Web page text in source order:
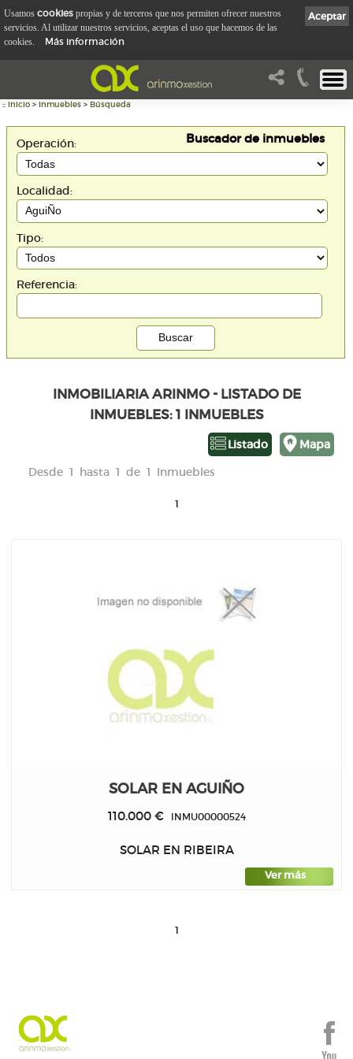
:: Inicio > Inmuebles > Búsqueda
Buscador de inmuebles
Operación:
Localidad:
Tipo:
Referencia:
INMOBILIARIA ARINMO - LISTADO DE
INMUEBLES: 1 INMUEBLES
Mapa
Listado
Desde 1 hasta 1 de 1 Inmuebles
1
SOLAR EN AGUIÑO
110.000 €INMU00000524
SOLAR EN RIBEIRA
Ver más
1
Aceptar
Usamos cookies propias y de terceros que nos permiten ofrecer nuestros
servicios. Al utilizar nuestros servicios, aceptas el uso que hacemos de las
cookies.
Más información